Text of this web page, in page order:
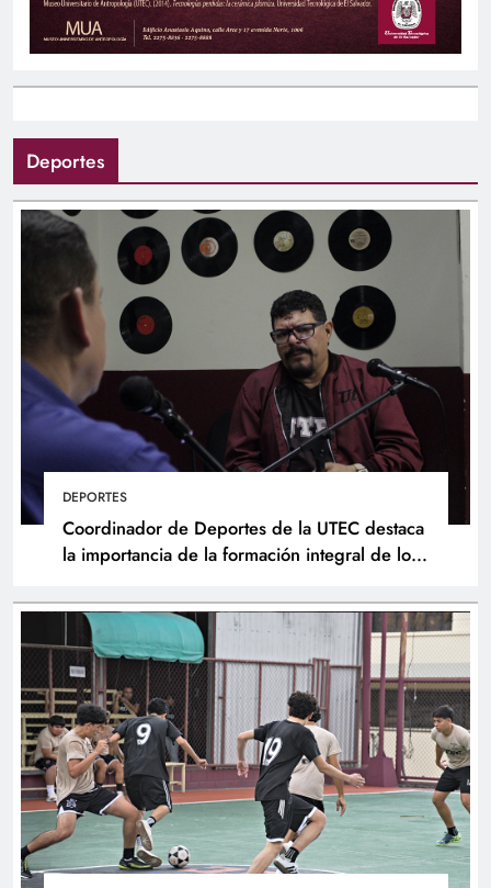
Deportes
DEPORTES
Coordinador de Deportes de la UTEC destaca
la importancia de la formación integral de los